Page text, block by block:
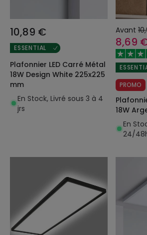
10,89 €
ESSENTIAL
Plafonnier LED Carré Métal
18W Design White 225x225
mm
En Stock, Livré sous 3 à 4
jrs
Avant
8,69
PROMO
18W
En
24/